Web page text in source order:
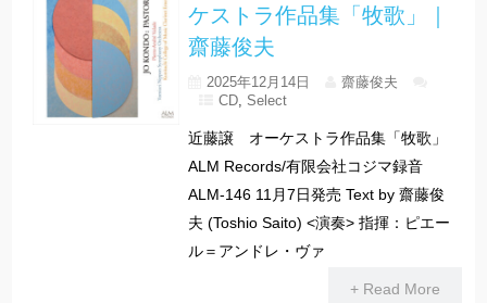
ケストラ作品集「牧歌」｜
齋藤俊夫
2025年12月14日
齋藤俊夫
CD, Select
近藤譲 オーケストラ作品集「牧歌」
ALM Records/有限会社コジマ録音
ALM-146 11月7日発売 Text by 齋藤俊
夫 (Toshio Saito) <演奏> 指揮：ピエー
ル＝アンドレ・ヴァ
+ Read More